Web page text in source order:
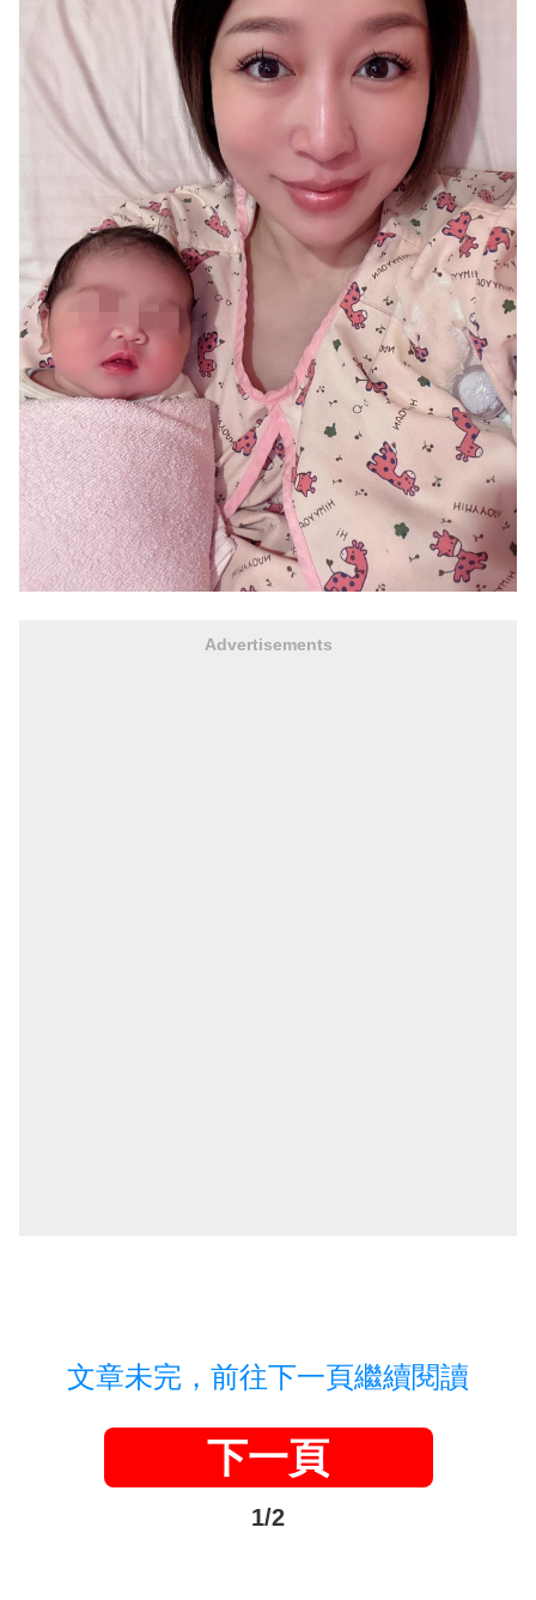
Advertisements
文章未完，前往下一頁繼續閱讀
下一頁
1/2